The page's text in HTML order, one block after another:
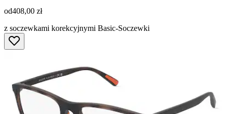
od408,00 zł
z soczewkami korekcyjnymi Basic-Soczewki